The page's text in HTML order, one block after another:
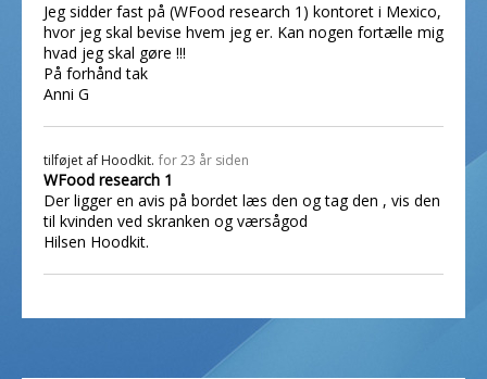
Jeg sidder fast på (WFood research 1) kontoret i Mexico,
hvor jeg skal bevise hvem jeg er. Kan nogen fortælle mig
hvad jeg skal gøre !!!
På forhånd tak
Anni G
tilføjet af Hoodkit. for 23 år siden
WFood research 1
Der ligger en avis på bordet læs den og tag den , vis den
til kvinden ved skranken og værsågod
Hilsen Hoodkit.